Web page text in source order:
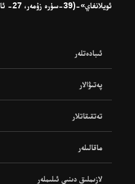
ئويلانغاي»-(39-سۈرە زۇمەر، 27- ئايەت).
ئىبادەتلەر
پەتىۋالار
تەتقىقاتلار
ماقالىلەر
لازىملىق دىنىي ئىلىملەر